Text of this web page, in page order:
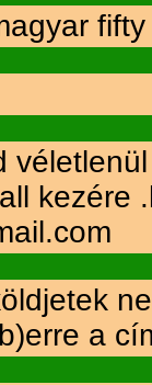
kezére
a